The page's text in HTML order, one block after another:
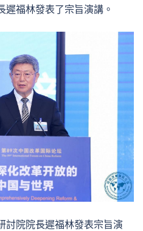
遲福林發表了宗旨演講。
討院院長遲福林發表宗旨演